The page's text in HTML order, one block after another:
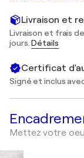
Livraison et
Livraison et frais
jours.Détails
Certificat
Signé et inclus
Mettez votre